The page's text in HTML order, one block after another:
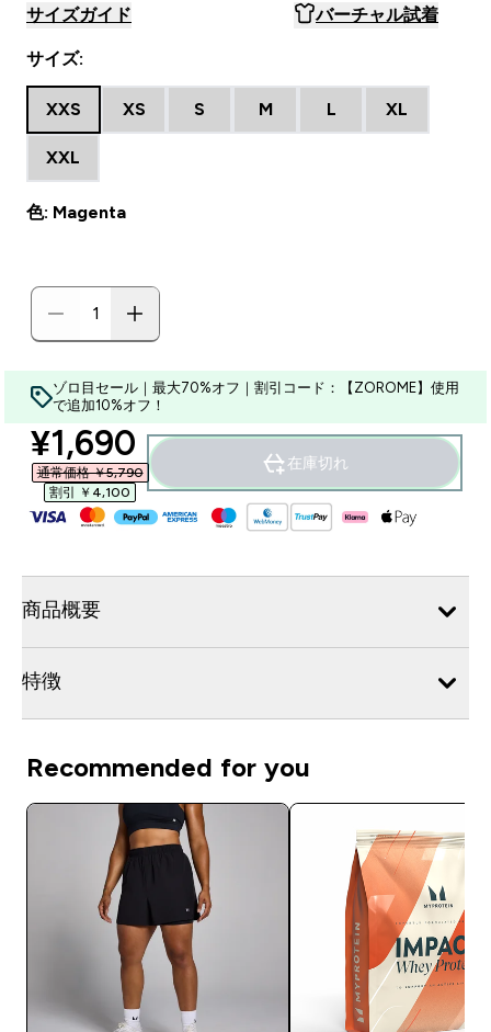
サイズガイド バーチャル試着
サイズ:
XXS XS S M L XL
XXL
色: Magenta
ゾロ目セール｜最大70%オフ｜割引コード：【ZOROME】使用
で追加10%オフ！
discounted price
¥1,690‎
通常価格 ￥5,790‎
割引 ￥4,100‎
在庫切れ
商品概要
特徴
Recommended for you